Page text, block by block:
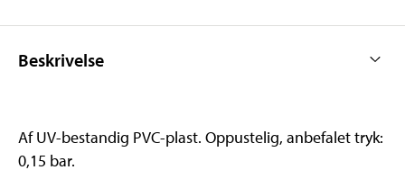
Beskrivelse
Af UV-bestandig PVC-plast. Oppustelig, anbefalet tryk:
0,15 bar.